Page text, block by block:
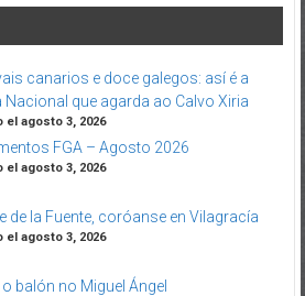
canarios e doce galegos: así é a
Nacional que agarda ao Calvo Xiria
el agosto 3, 2026
FGA – Agosto 2026
el agosto 3, 2026
de la Fuente, coróanse en Vilagracía
el agosto 3, 2026
balón no Miguel Ángel